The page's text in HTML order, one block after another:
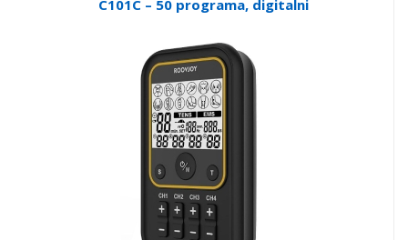
C101C – 50 programa, digitalni